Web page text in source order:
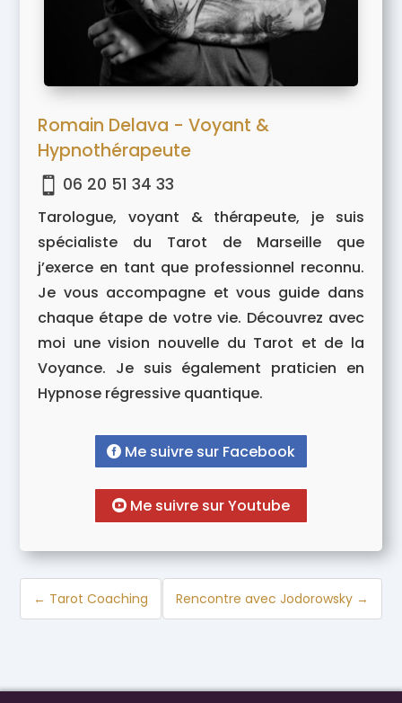
Romain Delava - Voyant &
Hypnothérapeute
 06 20 51 34 33
Tarologue, voyant & thérapeute, je suis
spécialiste du Tarot de Marseille que
j’exerce en tant que professionnel reconnu.
Je vous accompagne et vous guide dans
chaque étape de votre vie. Découvrez avec
moi une vision nouvelle du Tarot et de la
Voyance. Je suis également praticien en
Hypnose régressive quantique.
Me suivre sur Facebook
Me suivre sur Youtube
← Tarot Coaching Rencontre avec Jodorowsky→